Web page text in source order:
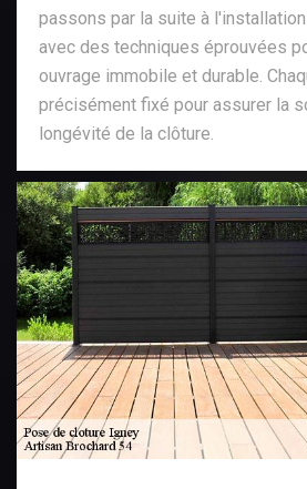
passons par la suite à
avec des techniques éprouvées
ouvrage immobile et durable.
précisément fixé pour assurer la
longévité de la clôture.